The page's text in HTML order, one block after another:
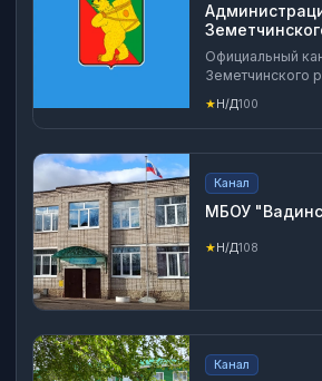
Официальный
Земетчинского
области
★Н/Д100
Канал
МБОУ
★Н/Д108
Канал